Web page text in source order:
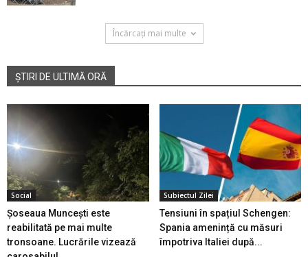
Încărcați mai multe
ȘTIRI DE ULTIMĂ ORĂ
Social
Șoseaua Muncești este
reabilitată pe mai multe
tronsoane. Lucrările vizează
Subiectul Zilei
Tensiuni în spațiul Schengen:
Spania amenință cu măsuri
împotriva Italiei după...